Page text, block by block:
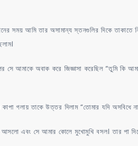
সময় আমি তার অসামান্য স্তনগুলির দিকে তাকাতে
সে আমাকে অবাক করে জিজ্ঞাসা করেছিল “তুমি
গলায় তাকে উত্তর দিলাম “তোমার যদি অসবিধে না
এবং সে আমার কোলে মুখোমুখি বসল। তার পা